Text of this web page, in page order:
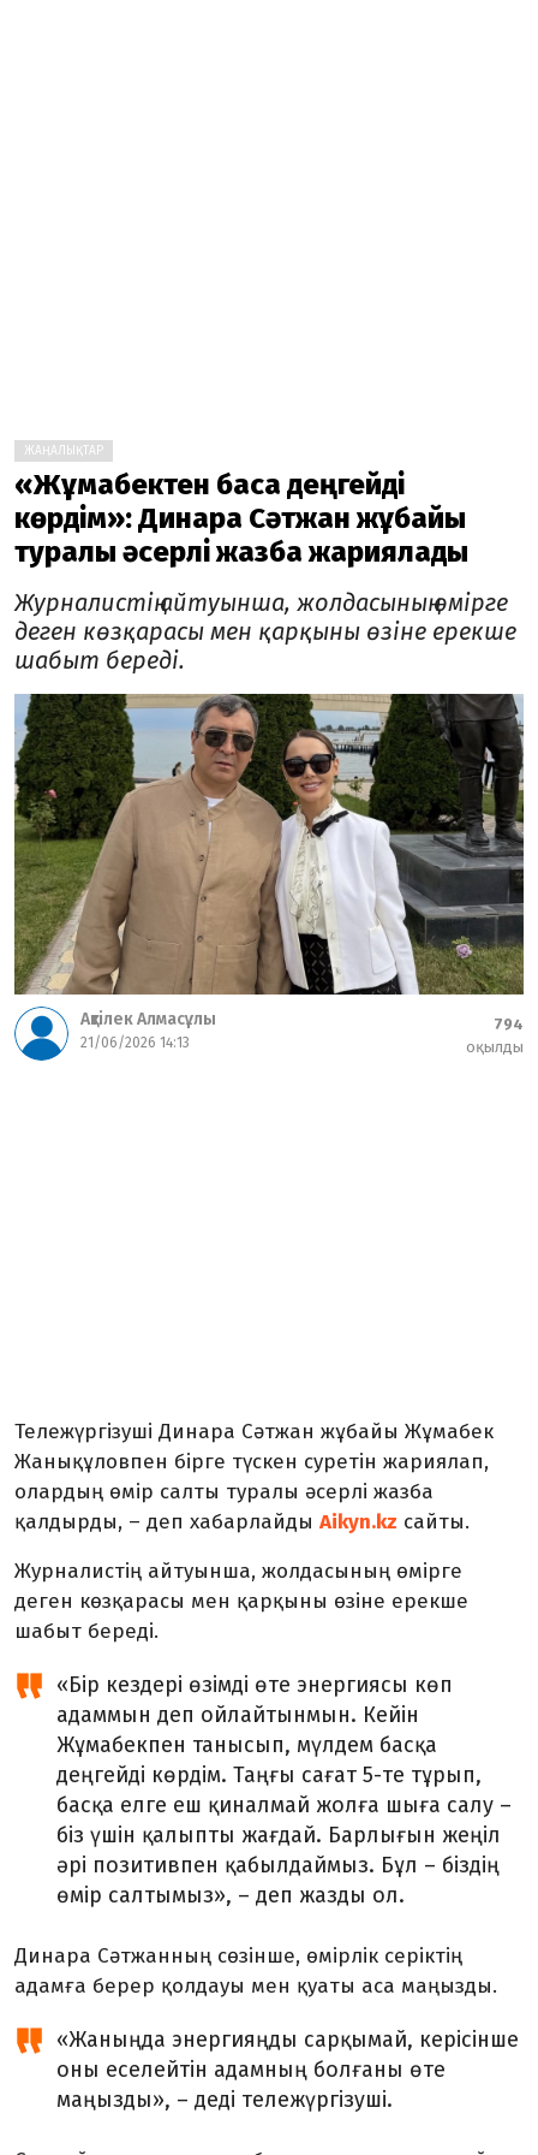
ЖАҢАЛЫҚТАР
«Жұмабектен басқа деңгейді
көрдім»: Динара Сәтжан жұбайы
туралы әсерлі жазба жариялады
Журналистің айтуынша, жолдасының өмірге
деген көзқарасы мен қарқыны өзіне ерекше
шабыт береді.
Ақтілек Алмасұлы
21/06/2026 14:13
794
оқылды
Тележүргізуші Динара Сәтжан жұбайы Жұмабек
Жанықұловпен бірге түскен суретін жариялап,
олардың өмір салты туралы әсерлі жазба
қалдырды, – деп хабарлайды Aikyn.kz сайты.
Журналистің айтуынша, жолдасының өмірге
деген көзқарасы мен қарқыны өзіне ерекше
шабыт береді.
«Бір кездері өзімді өте энергиясы көп
адаммын деп ойлайтынмын. Кейін
Жұмабекпен танысып, мүлдем басқа
деңгейді көрдім. Таңғы сағат 5-те тұрып,
басқа елге еш қиналмай жолға шыға салу –
біз үшін қалыпты жағдай. Барлығын жеңіл
әрі позитивпен қабылдаймыз. Бұл – біздің
өмір салтымыз», – деп жазды ол.
Динара Сәтжанның сөзінше, өмірлік серіктің
адамға берер қолдауы мен қуаты аса маңызды.
«Жаныңда энергияңды сарқымай, керісінше
оны еселейтін адамның болғаны өте
маңызды», – деді тележүргізуші.